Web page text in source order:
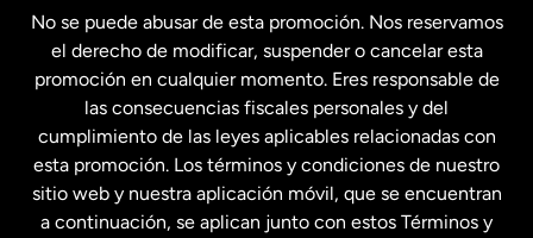
Francia
Malasia
Nueva Zelanda
No se puede abusar de esta promoción. Nos reservamos
el derecho de modificar, suspender o cancelar esta
promoción en cualquier momento. Eres responsable de
las consecuencias fiscales personales y del
cumplimiento de las leyes aplicables relacionadas con
esta promoción. Los términos y condiciones de nuestro
sitio web y nuestra aplicación móvil, que se encuentran
a continuación, se aplican junto con estos Términos y